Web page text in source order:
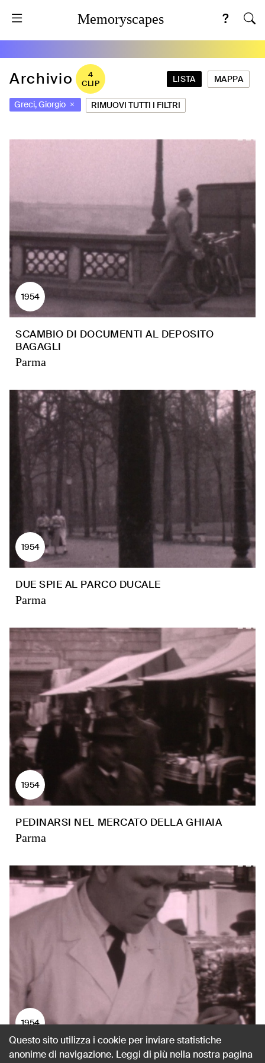
Memoryscapes
Archivio
4
CLIP
LISTA MAPPA
Greci, Giorgio RIMUOVI TUTTI I FILTRI
1954
SCAMBIO DI DOCUMENTI AL DEPOSITO
BAGAGLI
Parma
1954
DUE SPIE AL PARCO DUCALE
Parma
1954
PEDINARSI NEL MERCATO DELLA GHIAIA
Parma
1954
ALLA RICERCA DELLA SPIA TRA I BAR DI
Questo sito utilizza i cookie per inviare statistiche
anonime di navigazione. Leggi di più nella nostra pagina